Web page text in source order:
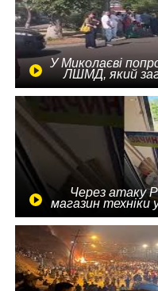
У Миколаєві
ЛШМД, який
Через атаку
магазин техніки